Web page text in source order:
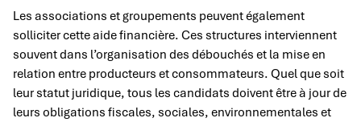
Les associations et groupements peuvent également
solliciter cette aide financière. Ces structures interviennent
souvent dans l’organisation des débouchés et la mise en
relation entre producteurs et consommateurs. Quel que soit
leur statut juridique, tous les candidats doivent être à jour de
leurs obligations fiscales, sociales, environnementales et